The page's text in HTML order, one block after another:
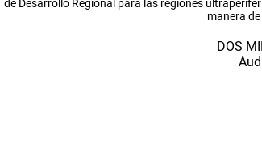
de Desarrollo Regional para las regiones
manera
DOS